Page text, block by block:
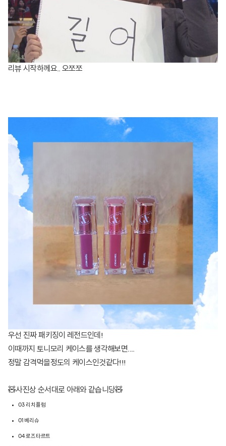
리뷰 시작하께요.. 오쪼쪼
우선 진짜 패키징이 레전드인데!
이때까지 토니모리 케이스를 생각해보면....
정말 감격먹을정도의 케이스인것같다!!!
🧸사진상 순서대로 아래와 같습니당🧸
03 리치플럼
01 베리슈
04 로즈타르트